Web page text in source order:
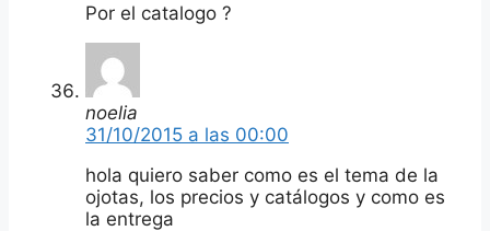
Por el catalogo ?
noelia
31/10/2015 a las 00:00
hola quiero saber como es el tema de la
ojotas, los precios y catálogos y como es
la entrega